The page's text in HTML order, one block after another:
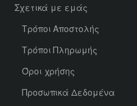
Σχετικά με εμάς
Τρόποι Αποστολής
Τρόποι Πληρωμής
Όροι χρήσης
Προσωπικά Δεδομένα